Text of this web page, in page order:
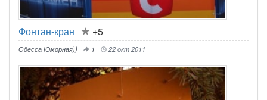
Фонтан-кран +5
Одесса Юморная)) 1 22 окт 2011